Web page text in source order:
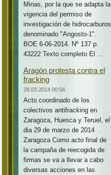
Minas, por la que se adapta la
vigencia del permiso de
investigación de hidrocarburos
denominado "Angosto-1".
BOE 6-06-2014. Nº 137 p.
43222 Texto completo El ...
Aragón protesta contra el
fracking
28.03.2014 00:56
Acto coordinado de los
colectivos antifracking en
Zaragoza, Huesca y Teruel, el
dia 29 de marzo de 2014 .
Zaragoza Como acto final de
la campaña de reecogida de
firmas se va a llevar a cabo
diversas acciones en las